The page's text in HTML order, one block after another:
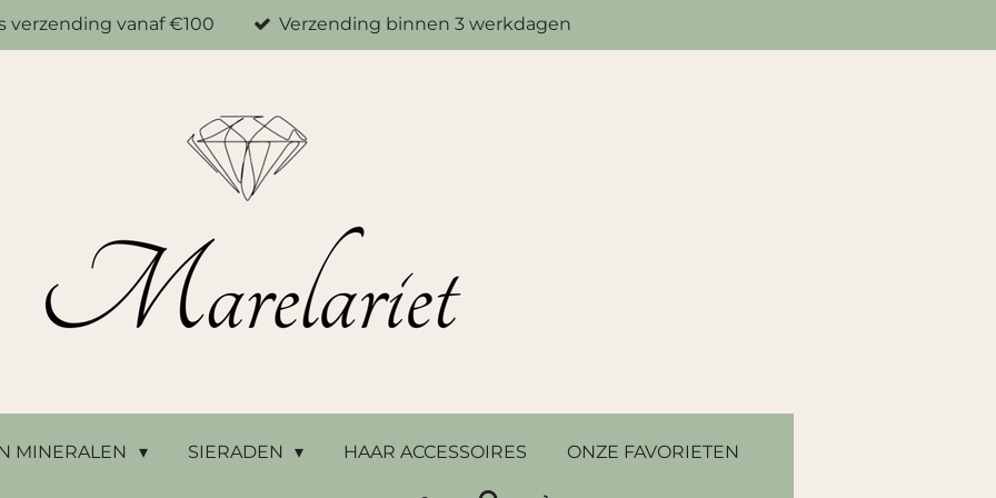
verzending vanaf €100 Verzending binnen 3 werkdagen
MINERALEN SIERADEN HAAR ACCESSOIRES ONZE FAVORIETEN